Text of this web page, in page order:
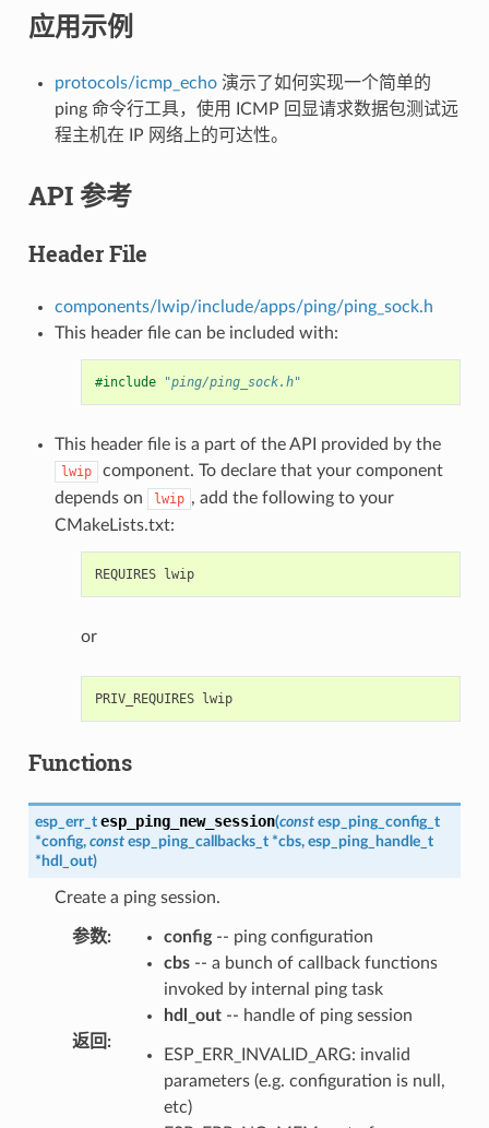
应用示例
protocols/icmp_echo演示了如何实现一个简单的
ping 命令行工具，使用 ICMP 回显请求数据包测试远
程主机在 IP 网络上的可达性。
API 参考
Header File
components/lwip/include/apps/ping/ping_sock.h
This header file can be included with:
#include "ping/ping_sock.h"
This header file is a part of the API provided by the
lwip
component. To declare that your component
depends on
lwip , add the following to your
CMakeLists.txt:
REQUIRES lwip
or
PRIV_REQUIRES lwip
Functions
esp_err_t esp_ping_new_session(const esp_ping_config_t
*config, const esp_ping_callbacks_t *cbs, esp_ping_handle_t
* hdl_out)
Create a ping session.
参数: config-- ping configuration
cbs-- a bunch of callback functions
invoked by internal ping task
hdl_out-- handle of ping session
返回 :
ESP_ERR_INVALID_ARG: invalid
parameters (e.g. configuration is null,
etc)